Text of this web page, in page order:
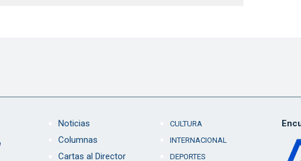
Noticias
Columnas
Cartas al Director
CULTURA
INTERNACIONAL
DEPORTES